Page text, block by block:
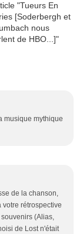
musique mythique
de la chanson,
rétrospective
(Alias,
de Lost n'était